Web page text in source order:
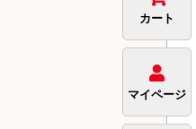
カート
マイページ